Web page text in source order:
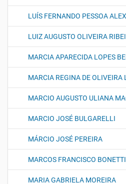
LUÍS FERNANDO PESSOA
LUIZ AUGUSTO OLIVEIRA
MARCIA APARECIDA LOPES
MARCIA REGINA DE OLIVEIRA
MARCIO AUGUSTO ULIANA
MARCIO JOSÉ BULGARELLI
MÁRCIO JOSÉ PEREIRA
MARCOS FRANCISCO BONETTI
MARIA GABRIELA MOREIRA